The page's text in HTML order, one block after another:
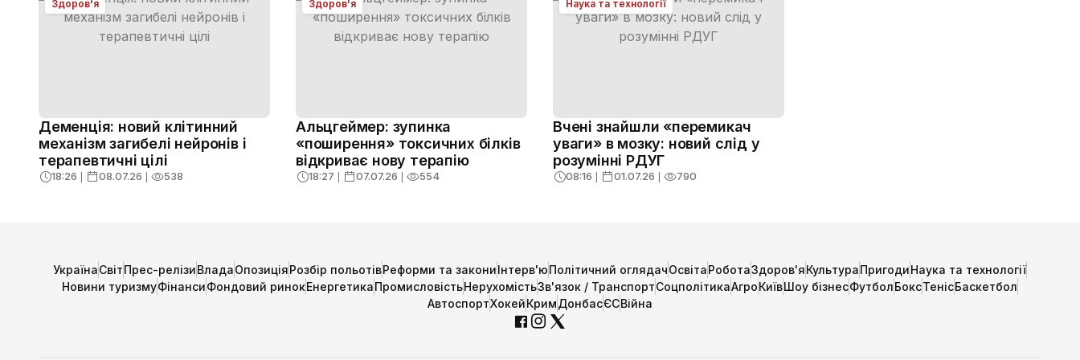
Здоров'я
Деменція: новий клітинний
механізм загибелі нейронів і
терапевтичні цілі
18:26 ❘ 08.07.26 ❘ 538
Здоров'я
Альцгеймер: зупинка
«поширення» токсичних білків
відкриває нову терапію
18:27 ❘ 07.07.26 ❘ 554
Наука та технології
Вчені знайшли «перемикач
уваги» в мозку: новий слід у
розумінні РДУГ
08:16 ❘ 01.07.26 ❘ 790
УкраїнаСвітПрес-релізиВладаОпозиціяРозбір польотівРеформи та закониІнтерв'юПолітичний оглядачОсвітаРоботаЗдоров'яКультураПригодиНаука та технології
Новини туризмуФінансиФондовий ринокЕнергетикаПромисловістьНерухомістьЗв'язок / ТранспортСоцполітикаАгроКиївШоу бізнесФутболБоксТенісБаскетбол
АвтоспортХокейКримДонбасЄСВійна